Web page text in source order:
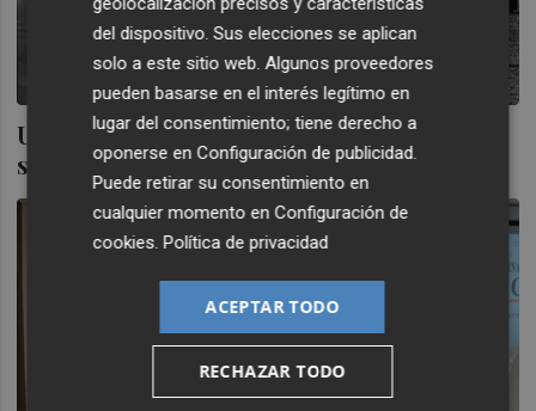
Un visionario predijo en 1969 que València
sería la ciudad del running
del dispositivo. Sus elecciones se aplican
solo a este sitio web. Algunos proveedores
pueden basarse en el interés legítimo en
lugar del consentimiento; tiene derecho a
oponerse enConfiguración de publicidad.
Puede retirar su consentimiento en
cualquier momento enConfiguración de
cookies.Política de privacidad
ACEPTAR TODO
RECHAZAR TODO